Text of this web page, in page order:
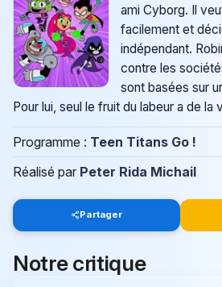
ami Cyborg. Il
facilement et
indépendant.
contre les
sont basées sur
Pour lui, seul le fruit du labeur a de la
Programme : Teen Titans Go !
Réalisé par Peter Rida Michail
Partager
Notre critique